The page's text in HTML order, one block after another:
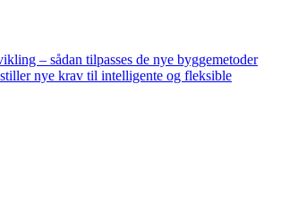
– sådan tilpasses de nye byggemetoder
nye krav til intelligente og fleksible